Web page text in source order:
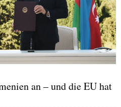
an – und die EU hat